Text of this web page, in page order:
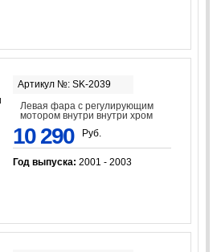
Артикул №: SK-2039
Левая фара с регулирующим
мотором внутри внутри хром
10 290 Руб.
Год выпуска: 2001 - 2003